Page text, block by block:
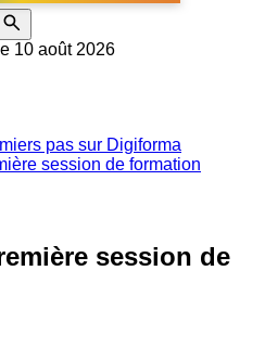
10 août 2026
pas sur Digiforma
session de formation
session de